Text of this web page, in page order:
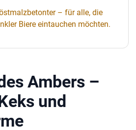
– für alle, die
Biere eintauchen möchten.
Ambers –
und